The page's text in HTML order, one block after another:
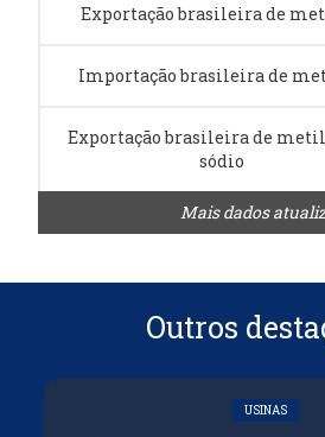
Exportação brasileira de
Importação brasileira de
Exportação brasileira de
sódio
Mais dados
Outros
USINAS